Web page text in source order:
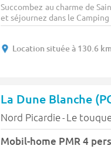
Succombez au charme de
et séjournez dans le Camping
Location située à 130.6
La Dune Blanche
Nord Picardie- Le
Mobil-home PMR 4